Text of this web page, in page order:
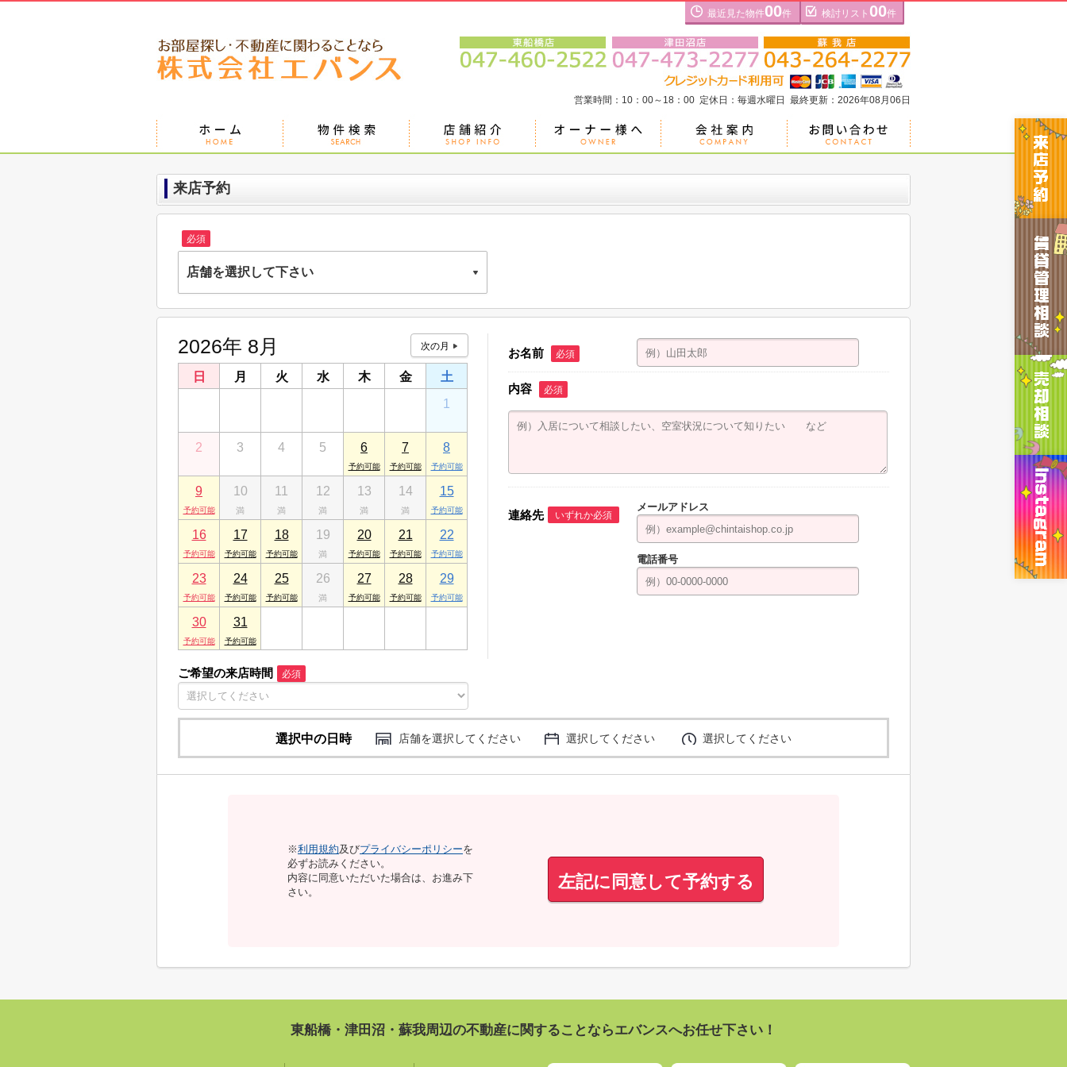
最近見た物件00件 検討リスト 00件
営業時間：10：00～18：00 定休日：毎週水曜日 最終更新：2026年08月06日
来店予約
必須
店舗を選択して下さい
株式会社エバンス 蘇我店
株式会社エバンス東船橋店
千葉県船橋市東船橋２丁目10-16
2026年 8月
日 月 火 水 木 金
土
1
2 3 4 5 6 7 8
9 10 11 12 13 14 15
16 17 18 19 20 21 22
23 24 25 26 27 28 29
30 31
ご希望の来店時間 必須
お名前 必須
内容 必須
連絡先 いずれか必須
メールアドレス
電話番号
選択中の日時 店舗を選択してください 選択してください 選択してください
※利用規約及びプライバシーポリシーを
必ずお読みください。
内容に同意いただいた場合は、お進み下
さい。
左記に同意して予約する
東船橋・津田沼・蘇我周辺の不動産に関することならエバンスへお任せ下さい！